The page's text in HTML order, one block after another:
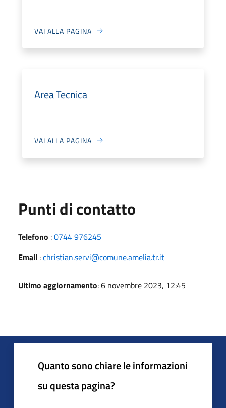
VAI ALLA PAGINA
Area Tecnica
VAI ALLA PAGINA
Punti di contatto
Telefono :0744 976245
Email :christian.servi@comune.amelia.tr.it
Ultimo aggiornamento: 6 novembre 2023, 12:45
Quanto sono chiare le informazioni
su questa pagina?